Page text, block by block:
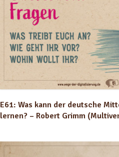
E61: Was kann der deutsche
lernen? – Robert Grimm